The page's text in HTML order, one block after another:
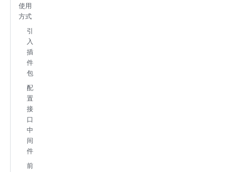
使用
方式
引
入
插
件
包
配
置
接
口
中
间
件
前